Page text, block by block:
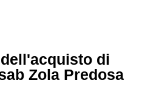
di
Zola Predosa